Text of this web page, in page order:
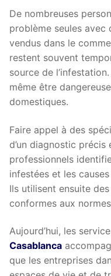
De nombreuses
problème seules
vendus dans le
restent souvent
source de
même être
domestiques.
Faire appel à des
d’un diagnostic précis
professionnels
infestées et les
Ils utilisent ensuite
conformes aux
Aujourd’hui, les
Casablanca
que les entreprises